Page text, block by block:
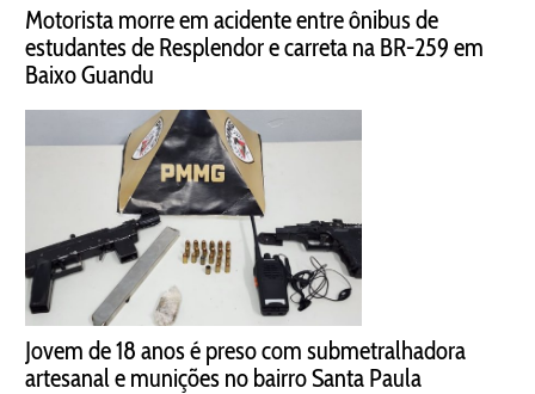
Motorista morre em acidente entre ônibus de
estudantes de Resplendor e carreta na BR-259 em
Baixo Guandu
Jovem de 18 anos é preso com submetralhadora
artesanal e munições no bairro Santa Paula